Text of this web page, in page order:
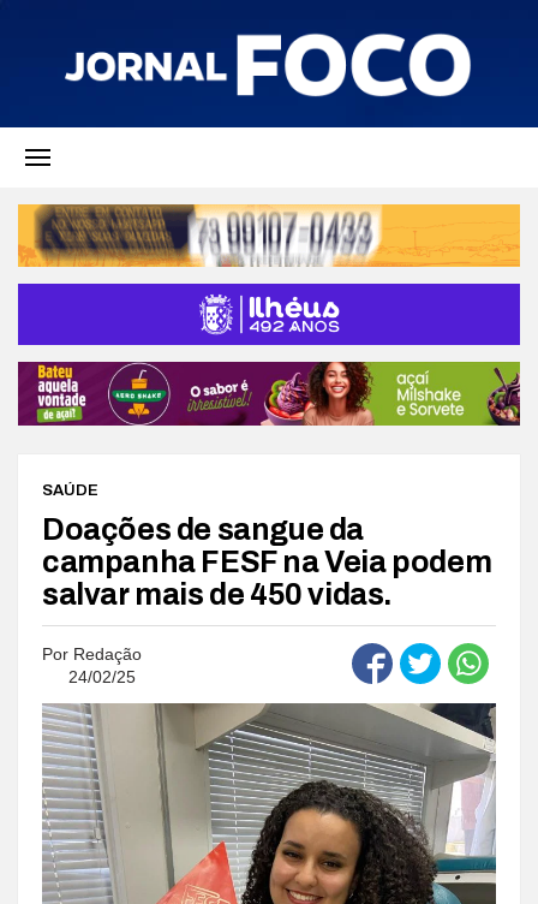
SAÚDE
Doações de sangue da
campanha FESF na Veia podem
salvar mais de 450 vidas.
Por Redação
24/02/25